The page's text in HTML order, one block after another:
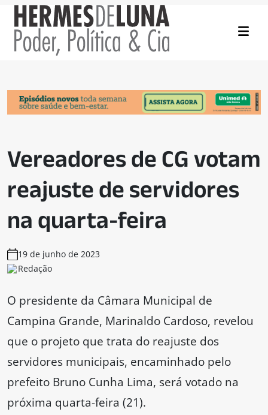
Vereadores de CG votam
reajuste de servidores
na quarta-feira
19 de junho de 2023
Redação
O presidente da Câmara Municipal de
Campina Grande, Marinaldo Cardoso, revelou
que o projeto que trata do reajuste dos
servidores municipais, encaminhado pelo
prefeito Bruno Cunha Lima, será votado na
próxima quarta-feira (21).